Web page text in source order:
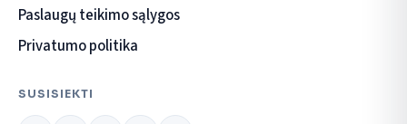
Paslaugų teikimo sąlygos
Privatumo politika
SUSISIEKTI